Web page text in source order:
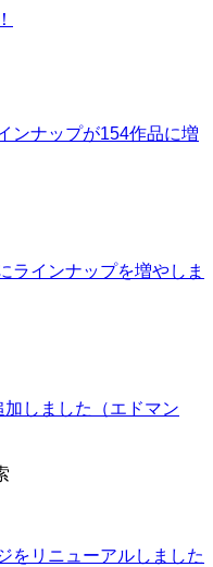
ンナップが154作品に増
ラインナップを増やしま
しました（エドマン
をリニューアルしました